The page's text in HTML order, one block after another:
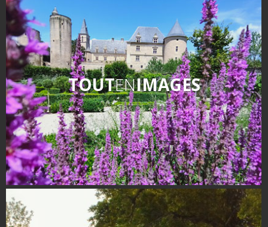
TOUTENIMAGES